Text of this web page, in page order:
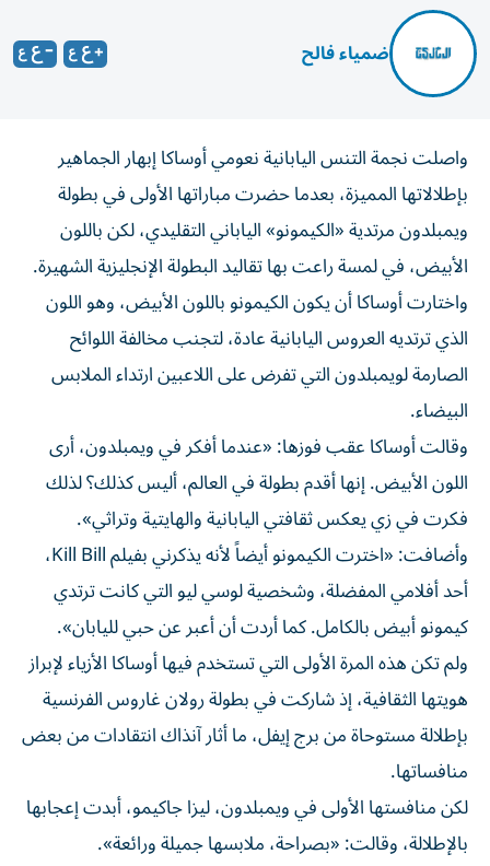
ضمياء فالح
واصلت نجمة التنس اليابانية نعومي أوساكا إبهار الجماهير
بإطلالاتها المميزة، بعدما حضرت مباراتها الأولى في بطولة
ويمبلدون مرتدية «الكيمونو» الياباني التقليدي، لكن باللون
الأبيض، في لمسة راعت بها تقاليد البطولة الإنجليزية الشهيرة.
واختارت أوساكا أن يكون الكيمونو باللون الأبيض، وهو اللون
الذي ترتديه العروس اليابانية عادة، لتجنب مخالفة اللوائح
الصارمة لويمبلدون التي تفرض على اللاعبين ارتداء الملابس
البيضاء.
وقالت أوساكا عقب فوزها: «عندما أفكر في ويمبلدون، أرى
اللون الأبيض. إنها أقدم بطولة في العالم، أليس كذلك؟ لذلك
فكرت في زي يعكس ثقافتي اليابانية والهايتية وتراثي».
وأضافت: «اخترت الكيمونو أيضاً لأنه يذكرني بفيلم Kill Bill،
أحد أفلامي المفضلة، وشخصية لوسي ليو التي كانت ترتدي
كيمونو أبيض بالكامل. كما أردت أن أعبر عن حبي لليابان».
ولم تكن هذه المرة الأولى التي تستخدم فيها أوساكا الأزياء لإبراز
هويتها الثقافية، إذ شاركت في بطولة رولان غاروس الفرنسية
بإطلالة مستوحاة من برج إيفل، ما أثار آنذاك انتقادات من بعض
منافساتها.
لكن منافستها الأولى في ويمبلدون، ليزا جاكيمو، أبدت إعجابها
بالإطلالة، وقالت: «بصراحة، ملابسها جميلة ورائعة».